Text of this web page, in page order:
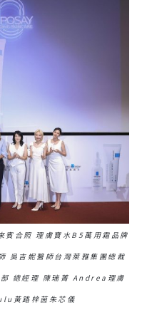
賓合照 理膚寶水B5萬用霜品牌
吳吉妮醫師台灣萊雅集團總裁
總經理 陳瑞菁 Andrea理膚
黃路梓茵朱芯儀